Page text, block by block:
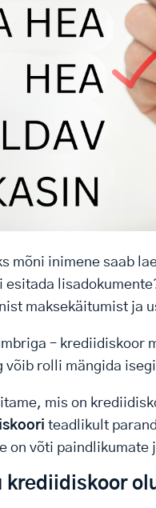
mõni inimene saab
esitada
maksekäitumist ja
–
võib rolli mängida
mis on
teadlikult
on võti
krediidiskoor